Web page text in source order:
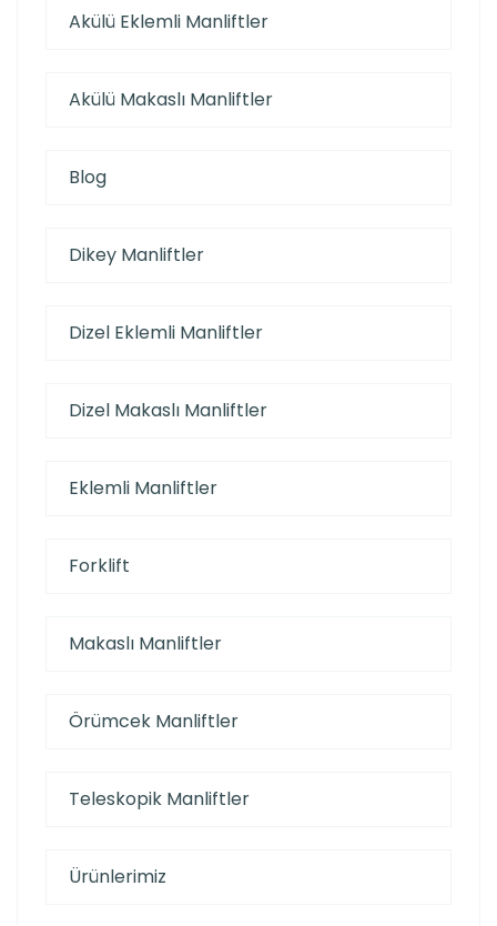
Akülü Eklemli Manliftler
Akülü Makaslı Manliftler
Blog
Dikey Manliftler
Dizel Eklemli Manliftler
Dizel Makaslı Manliftler
Eklemli Manliftler
Forklift
Makaslı Manliftler
Örümcek Manliftler
Teleskopik Manliftler
Ürünlerimiz